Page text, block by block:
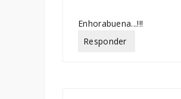
Enhorabuena...!!!
Responder